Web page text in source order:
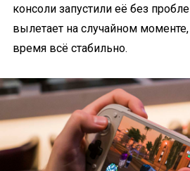
консоли запустили её без
вылетает на случайном
время всё стабильно.